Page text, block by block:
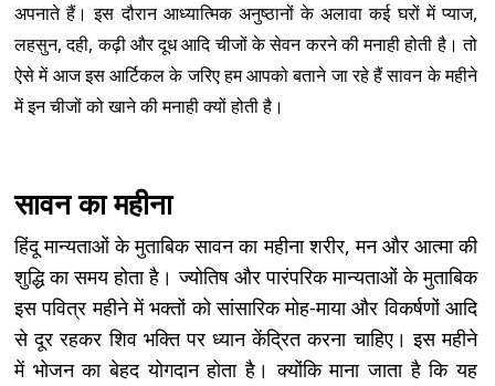
अपनाते हैं। इस दौरान आध्यात्मिक अनुष्ठानों के अलावा कई घरों में प्याज,
लहसुन, दही, कढ़ी और दूध आदि चीजों के सेवन करने की मनाही होती है। तो
ऐसे में आज इस आर्टिकल के जरिए हम आपको बताने जा रहे हैं सावन के महीने
में इन चीजों को खाने की मनाही क्यों होती है।
सावन का महीना
हिंदू मान्यताओं के मुताबिक सावन का महीना शरीर, मन और आत्मा की
शुद्धि का समय होता है। ज्योतिष और पारंपरिक मान्यताओं के मुताबिक
इस पवित्र महीने में भक्तों को सांसारिक मोह-माया और विकर्षणों आदि
से दूर रहकर शिव भक्ति पर ध्यान केंद्रित करना चाहिए। इस महीने
में भोजन का बेहद योगदान होता है। क्योंकि माना जाता है कि यह